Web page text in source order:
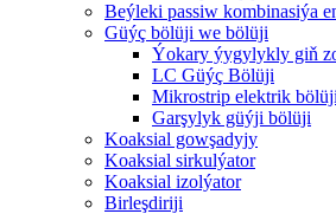
Beýleki passiw kombinasiýa
Güýç bölüji we bölüji
Ýokary ýygylykly giň
LC Güýç Bölüji
Mikrostrip elektrik
Garşylyk güýji bölüji
Koaksial gowşadyjy
Koaksial sirkulýator
Koaksial izolýator
Birleşdiriji